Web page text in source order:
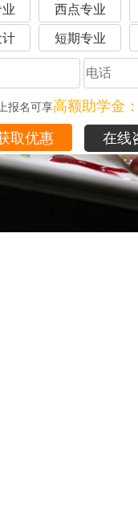
西点专业
短期专业
报名可享高额助学金
在线